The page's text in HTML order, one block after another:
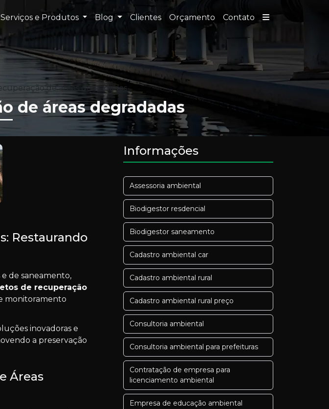
Serviços e Produtos Blog Clientes Orçamento Contato
de áreas degradadas
de áreas degradadas
Restaurando
de saneamento,
de recuperação
monitoramento
inovadoras e
a preservação
Áreas
Informações
Assessoria ambiental
Biodigestor resdencial
Biodigestor saneamento
Cadastro ambiental car
Cadastro ambiental rural
Cadastro ambiental rural preço
Consultoria ambiental
Consultoria ambiental para prefeituras
Contratação de empresa para
licenciamento ambiental
Empresa de educação ambiental